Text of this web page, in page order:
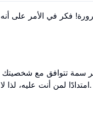
فكر في الأمر على
سمة تتوافق مع
امتدادًا لمن أنت عليه، لذا لا تخف من التجربة وإيجاد سمة تتردد صداها حقًا معك.